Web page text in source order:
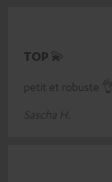
TOP 💫
petit et robuste 👌
Sascha H.